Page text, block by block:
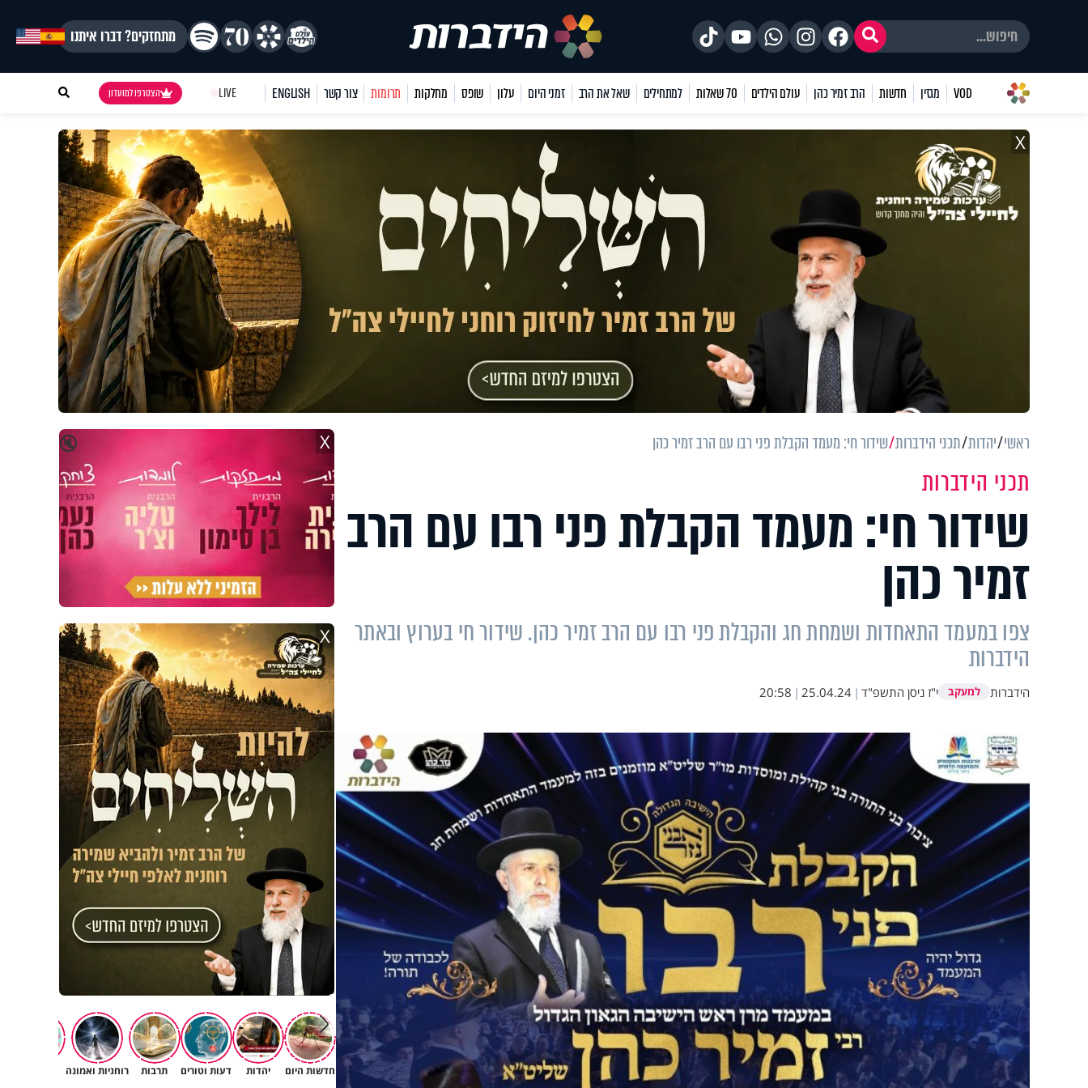
מתחזקים? דברו איתנו
VOD מגזין חדשות הרב זמיר כהן עולם הילדים 70 שאלות למתחילים שאל את הרב זמני היום עלון שופס מחלקות תרומות צור קשר ENGLISH
LIVE הצטרפו למועדון
X
ראשי יהדות תכני הידברות שידור חי: מעמד הקבלת פני רבו עם הרב זמיר כהן
תכני הידברות
שידור חי: מעמד הקבלת פני רבו עם הרב
זמיר כהן
צפו במעמד התאחדות ושמחת חג והקבלת פני רבו עם הרב זמיר כהן. שידור חי בערוץ ובאתר
הידברות
הידברות למעקב י"ז ניסן התשפ"ד |
25.04.24
|
20:58
🔇 X
X
חדשות היום יהדות דעות וטורים תרבות רוחניות ואמונה